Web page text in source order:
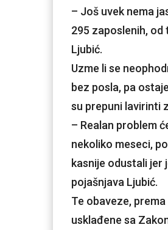
– Još uvek nema
295 zaposlenih, od
Ljubić.
Uzme li se
bez posla, pa
su prepuni lavirinti
– Realan problem
nekoliko meseci,
kasnije odustali jer
pojašnjava Ljubić.
Te obaveze,
usklađene sa